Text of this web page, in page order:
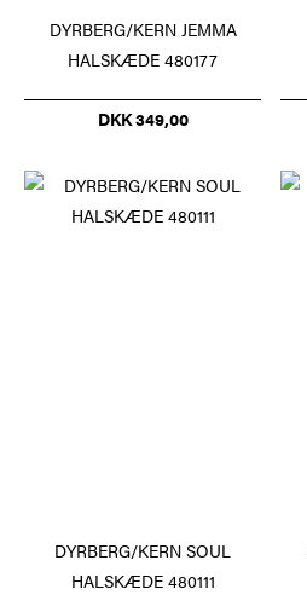
DYRBERG/KERN JEMMA
HALSKÆDE 480177
DKK 349,00
DYRBERG/KERN SOUL
HALSKÆDE 480111